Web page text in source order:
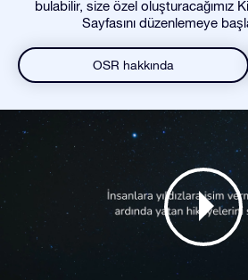
bulabilir, size özel oluşturacağımız
Sayfasını düzenlemeye
OSR hakkında